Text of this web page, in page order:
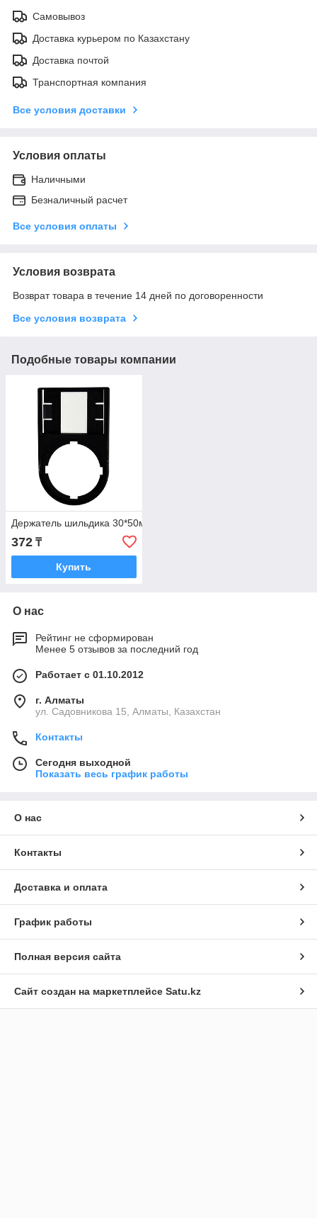
Самовывоз
Доставка курьером по Казахстану
Доставка почтой
Транспортная компания
Все условия доставки
Условия оплаты
Наличными
Безналичный расчет
Все условия оплаты
Условия возврата
Возврат товара в течение 14 дней по договоренности
Все условия возврата
Подобные товары компании
Держатель шильдика 30*50мм, без шильдика
372 ₸
Купить
О нас
Рейтинг не сформирован
Менее 5 отзывов за последний год
Работает с 01.10.2012
г. Алматы
ул. Садовникова 15, Алматы, Казахстан
Контакты
Сегодня выходной
Показать весь график работы
О нас
Контакты
Доставка и оплата
График работы
Полная версия сайта
Сайт создан на маркетплейсе Satu.kz